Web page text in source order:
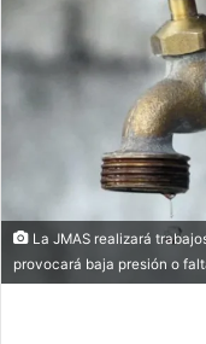
La JMAS realizará
provocará baja presión o